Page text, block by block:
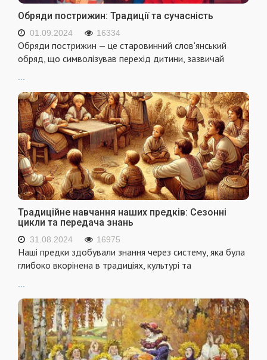
Обряди пострижин: Традиції та сучасність
01.09.2024 16334
Обряди пострижин — це старовинний слов'янський
обряд, що символізував перехід дитини, зазвичай
...
Традиційне навчання наших предків: Сезонні
цикли та передача знань
31.08.2024 16975
Наші предки здобували знання через систему, яка була
глибоко вкорінена в традиціях, культурі та